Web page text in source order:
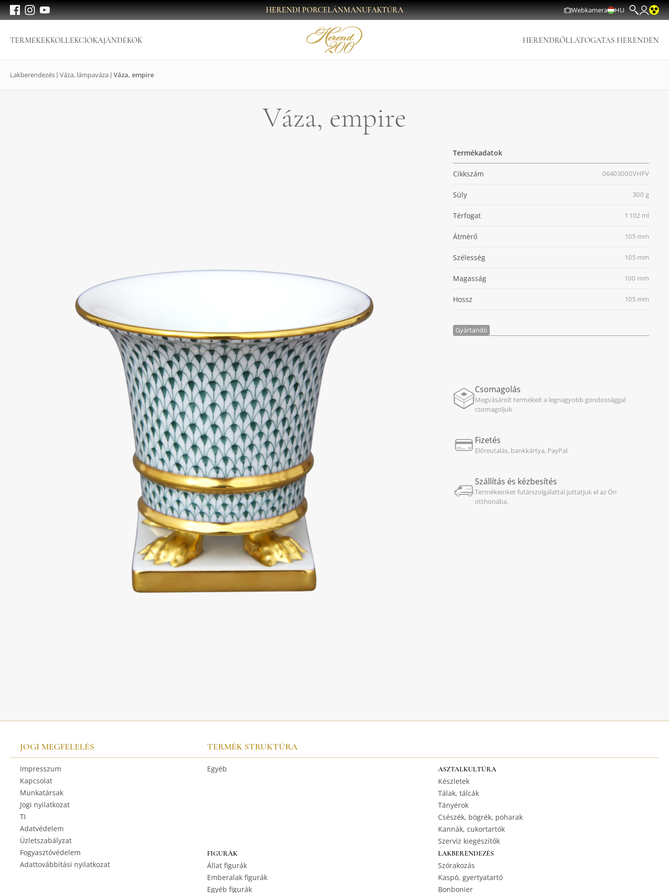
HERENDI PORCELÁNMANUFAKTÚRA Webkamera HU
TERMÉKEKKOLLEKCIÓKAJÁNDÉKOK HERENDRŐLLÁTOGATÁS HERENDEN
Lakberendezés Váza, lámpaváza Váza, empire
Váza, empire
Termékadatok
Cikkszám 06403000VHFV
Súly 300 g
Térfogat 1 102 ml
Átmérő 105 mm
Szélesség 105 mm
Magasság 100 mm
Hossz 105 mm
Gyártandó
Csomagolás
Megvásárolt termékeit a legnagyobb gondossággal
csomagoljuk
Fizetés
Előreutalás, bankkártya, PayPal
Szállítás és kézbesítés
Termékeinket futárszolgálattal juttatjuk el az Ön
otthonába.
JOGI MEGFELELÉS
Impresszum
Kapcsolat
Munkatársak
Jogi nyilatkozat
TI
Adatvédelem
Üzletszabályzat
Fogyasztóvédelem
Adattovábbítási nyilatkozat
TERMÉK STRUKTÚRA
Egyéb ASZTALKULTÚRA
Készletek
Tálak, tálcák
Tányérok
Csészék, bögrék, poharak
Kannák, cukortartók
Szervíz kiegészítők
FIGURÁK
Állat figurák
Emberalak figurák
Egyéb figurák
LAKBERENDEZÉS
Szórakozás
Kaspó, gyertyatartó
Bonbonier